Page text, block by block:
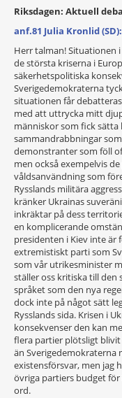
Riksdagen: Aktuell
anf.81 Julia Kronlid (SD):
Herr talman! Situationen
de största kriserna i
säkerhetspolitiska
Sverigedemokraterna
situationen får
med att uttrycka mitt
människor som fick
sammandrabbningar
demonstranter som föll
men också exempelvis
våldsanvändning som
Rysslands militära
kränker Ukrainas
inkräktar på dess
en komplicerande
presidenten i Kiev inte
extremistiskt parti som
som vår utrikesminister
ställer oss kritiska till den
språket som den nya
dock inte på något sätt
Rysslands sida. Krisen i
konsekvenser den kan
flera partier plötsligt
än Sverigedemokraterna
existensförsvar, men jag
övriga partiers budget
ord.